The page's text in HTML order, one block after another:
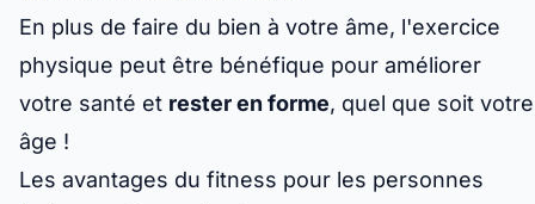
En plus de faire du bien à votre âme, l'exercice
physique peut être bénéfique pour améliorer
votre santé et rester en forme, quel que soit votre
âge !
Les avantages du fitness pour les personnes